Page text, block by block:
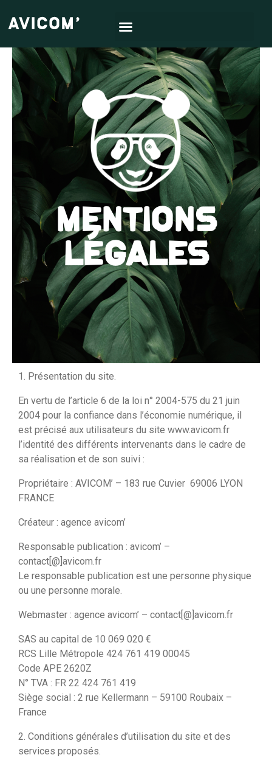
MENTIONS
LÉGALES
1. Présentation du site.
En vertu de l’article 6 de la loi n° 2004-575 du 21 juin
2004 pour la confiance dans l’économie numérique, il
est précisé aux utilisateurs du site www.avicom.fr
l’identité des différents intervenants dans le cadre de
sa réalisation et de son suivi :
Propriétaire : AVICOM’ – 183 rue Cuvier 69006 LYON
FRANCE
Créateur : agence avicom’
Responsable publication : avicom’ –
contact[@]avicom.fr
Le responsable publication est une personne physique
ou une personne morale.
Webmaster : agence avicom’ – contact[@]avicom.fr
SAS au capital de 10 069 020 €
RCS Lille Métropole 424 761 419 00045
Code APE 2620Z
N° TVA : FR 22 424 761 419
Siège social : 2 rue Kellermann – 59100 Roubaix –
France
2. Conditions générales d’utilisation du site et des
services proposés.